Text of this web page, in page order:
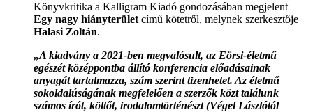
Könyvkritika a Kalligram Kiadó gondozásában megjelent
Egy nagy hiányterületcímű kötetről, melynek szerkesztője
Halasi Zoltán.
„A kiadvány a 2021-ben megvalósult, az Eörsi-életmű
egészét középpontba állító konferencia előadásainak
anyagát tartalmazza, szám szerint tizenhetet. Az életmű
sokoldalúságának megfelelően a szerzők közt találunk
számos írót, költőt, irodalomtörténészt (Végel Lászlótól